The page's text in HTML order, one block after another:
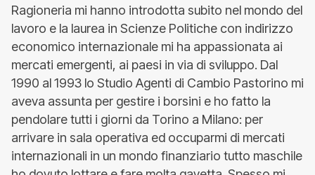
Ragioneria mi hanno introdotta subito nel mondo del
lavoro e la laurea in Scienze Politiche con indirizzo
economico internazionale mi ha appassionata ai
mercati emergenti, ai paesi in via di sviluppo. Dal
1990 al 1993 lo Studio Agenti di Cambio Pastorino mi
aveva assunta per gestire i borsini e ho fatto la
pendolare tutti i giorni da Torino a Milano: per
arrivare in sala operativa ed occuparmi di mercati
internazionali in un mondo finanziario tutto maschile